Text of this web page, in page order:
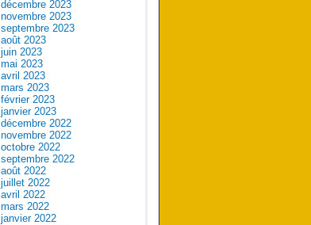
décembre 2023
novembre 2023
septembre 2023
août 2023
juin 2023
mai 2023
avril 2023
mars 2023
février 2023
janvier 2023
décembre 2022
novembre 2022
octobre 2022
septembre 2022
août 2022
juillet 2022
avril 2022
mars 2022
janvier 2022